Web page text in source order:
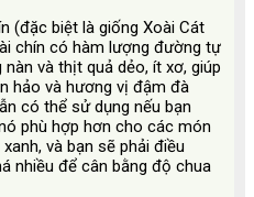
(đặc biệt là giống Xoài Cát
chín có hàm lượng đường tự
và thịt quả dẻo, ít xơ, giúp
hảo và hương vị đậm đà
có thể sử dụng nếu bạn
phù hợp hơn cho các món
và bạn sẽ phải điều
nhiều để cân bằng độ chua